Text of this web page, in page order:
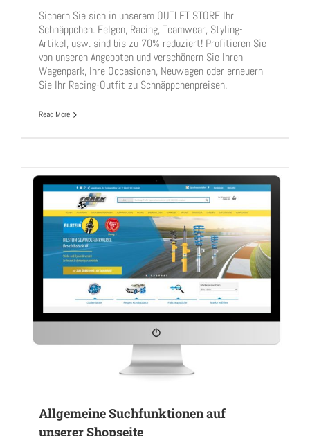
Sichern Sie sich in unserem OUTLET STORE Ihr
Schnäppchen. Felgen, Racing, Teamwear, Styling-
Artikel, usw. sind bis zu 70% reduziert! Profitieren Sie
von unseren Angeboten und verschönern Sie Ihren
Wagenpark, Ihre Occasionen, Neuwagen oder erneuern
Sie Ihr Racing-Outfit zu Schnäppchenpreisen.
Read More
Allgemeine Suchfunktionen auf
unserer Shopseite